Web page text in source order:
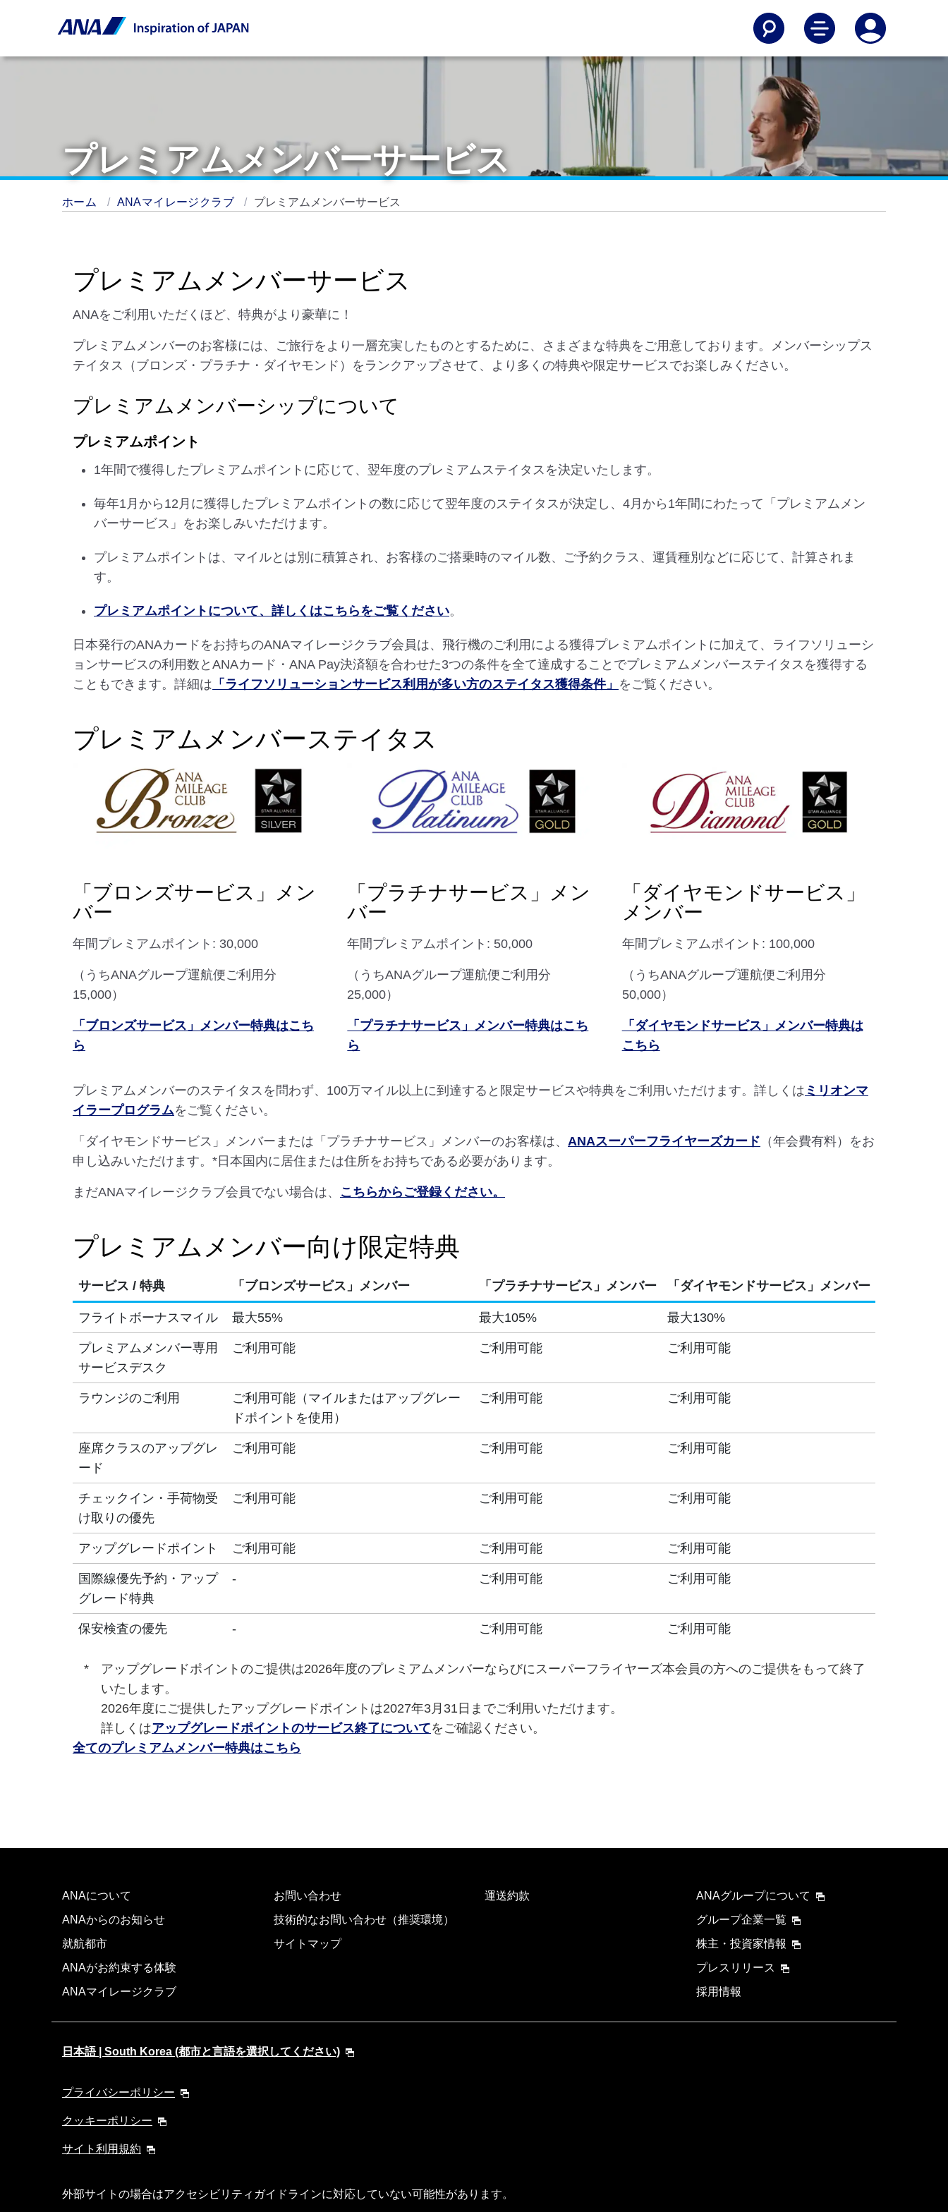
プレミアムメンバーサービス
ホーム ANAマイレージクラブ プレミアムメンバーサービス
プレミアムメンバーサービス
ANAをご利用いただくほど、特典がより豪華に！
プレミアムメンバーのお客様には、ご旅行をより一層充実したものとするために、さまざまな特典をご用意しております。メンバーシップス
テイタス（ブロンズ・プラチナ・ダイヤモンド）をランクアップさせて、より多くの特典や限定サービスでお楽しみください。
プレミアムメンバーシップについて
プレミアムポイント
1年間で獲得したプレミアムポイントに応じて、翌年度のプレミアムステイタスを決定いたします。
毎年1月から12月に獲得したプレミアムポイントの数に応じて翌年度のステイタスが決定し、4月から1年間にわたって「プレミアムメン
バーサービス」をお楽しみいただけます。
プレミアムポイントは、マイルとは別に積算され、お客様のご搭乗時のマイル数、ご予約クラス、運賃種別などに応じて、計算されま
す。
プレミアムポイントについて、詳しくはこちらをご覧ください。
日本発行のANAカードをお持ちのANAマイレージクラブ会員は、飛行機のご利用による獲得プレミアムポイントに加えて、ライフソリューシ
ョンサービスの利用数とANAカード・ANA Pay決済額を合わせた3つの条件を全て達成することでプレミアムメンバーステイタスを獲得する
こともできます。詳細は 「ライフソリューションサービス利用が多い方のステイタス獲得条件」 をご覧ください。
プレミアムメンバーステイタス
「ブロンズサービス」メン
バー
年間プレミアムポイント: 30,000
（うちANAグループ運航便ご利用分
15,000）
「ブロンズサービス」メンバー特典はこち
ら
「プラチナサービス」メン
バー
年間プレミアムポイント: 50,000
（うちANAグループ運航便ご利用分
25,000）
「プラチナサービス」メンバー特典はこち
ら
「ダイヤモンドサービス」
メンバー
年間プレミアムポイント: 100,000
（うちANAグループ運航便ご利用分
50,000）
「ダイヤモンドサービス」メンバー特典は
こちら
プレミアムメンバーのステイタスを問わず、100万マイル以上に到達すると限定サービスや特典をご利用いただけます。詳しくは ミリオンマ
イラープログラムをご覧ください。
「ダイヤモンドサービス」メンバーまたは「プラチナサービス」メンバーのお客様は、 ANAスーパーフライヤーズカード （年会費有料）をお
申し込みいただけます。*日本国内に居住または住所をお持ちである必要があります。
まだANAマイレージクラブ会員でない場合は、 こちらからご登録ください。
プレミアムメンバー向け限定特典
サービス / 特典 「ブロンズサービス」メンバー 「プラチナサービス」メンバー 「ダイヤモンドサービス」メンバー
フライトボーナスマイル 最大55% 最大105% 最大130%
プレミアムメンバー専用
サービスデスク
ご利用可能 ご利用可能 ご利用可能
ラウンジのご利用
ご利用可能（マイルまたはアップグレー
ドポイントを使用）
ご利用可能 ご利用可能
座席クラスのアップグレ
ード
ご利用可能 ご利用可能 ご利用可能
チェックイン・手荷物受
け取りの優先
ご利用可能 ご利用可能 ご利用可能
アップグレードポイント ご利用可能 ご利用可能 ご利用可能
国際線優先予約・アップ
グレード特典
- ご利用可能 ご利用可能
保安検査の優先 - ご利用可能 ご利用可能
アップグレードポイントのご提供は2026年度のプレミアムメンバーならびにスーパーフライヤーズ本会員の方へのご提供をもって終了
いたします。
2026年度にご提供したアップグレードポイントは2027年3月31日までご利用いただけます。
詳しくはアップグレードポイントのサービス終了についてをご確認ください。
全てのプレミアムメンバー特典はこちら
ANAについて
ANAからのお知らせ
就航都市
ANAがお約束する体験
ANAマイレージクラブ
お問い合わせ
技術的なお問い合わせ（推奨環境）
サイトマップ
運送約款
ANAグループについて
グループ企業一覧
株主・投資家情報
プレスリリース
採用情報
日本語 | South Korea (都市と言語を選択してください)
プライバシーポリシー
クッキーポリシー
サイト利用規約
外部サイトの場合はアクセシビリティガイドラインに対応していない可能性があります。